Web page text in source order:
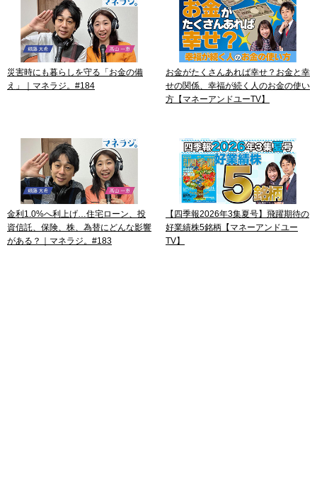
災害時にも暮らしを守る「お金の備
え」｜マネラジ。#184
お金がたくさんあれば幸せ？お金と幸
せの関係、幸福が続く人のお金の使い
方【マネーアンドユーTV】
金利1.0%へ利上げ…住宅ローン、投
資信託、保険、株、為替にどんな影響
がある？｜マネラジ。#183
【四季報2026年3集夏号】飛躍期待の
好業績株5銘柄【マネーアンドユー
TV】